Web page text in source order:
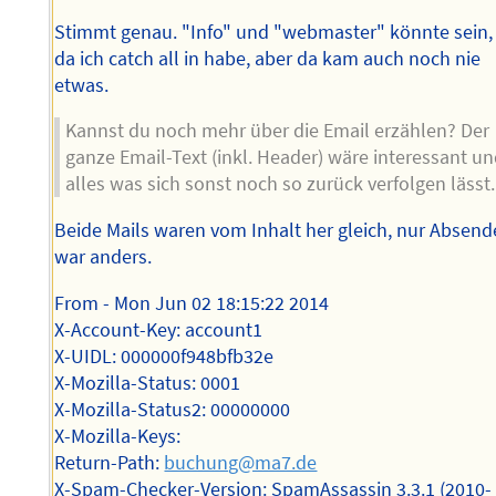
Stimmt genau. "Info" und "webmaster" könnte sein,
da ich catch all in habe, aber da kam auch noch nie
etwas.
Kannst du noch mehr über die Email erzählen? Der
ganze Email-Text (inkl. Header) wäre interessant
alles was sich sonst noch so zurück verfolgen lässt.
Beide Mails waren vom Inhalt her gleich, nur
war anders.
From - Mon Jun 02 18:15:22 2014
X-Account-Key: account1
X-UIDL: 000000f948bfb32e
X-Mozilla-Status: 0001
X-Mozilla-Status2: 00000000
X-Mozilla-Keys:
Return-Path: buchung@ma7.de
X-Spam-Checker-Version: SpamAssassin 3.3.1 (2010-